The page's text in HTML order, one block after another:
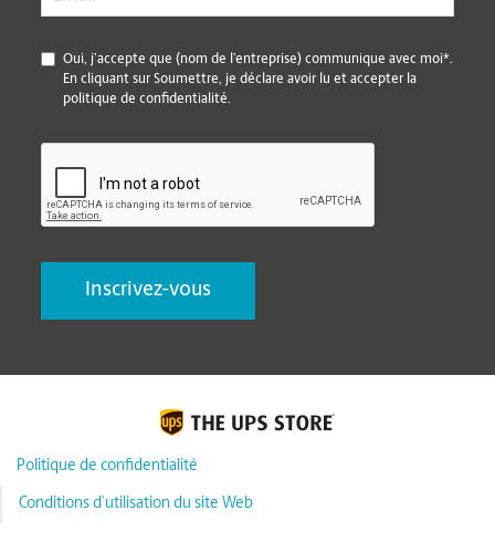
*
Oui, j’accepte que (nom de l’entreprise) communique avec moi*.
En cliquant sur Soumettre, je déclare avoir lu et accepter la
politique de confidentialité.
Politique de confidentialité
Conditions d’utilisation du site Web